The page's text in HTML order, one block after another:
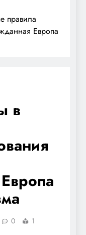
правила
Европа
в
0
1